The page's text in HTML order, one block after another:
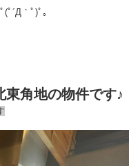
ﾟ´Д｀ﾟ)ﾟ｡
角地の物件です♪